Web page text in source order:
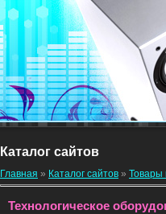
Каталог сайтов
Главная » Каталог сайтов » Товары
Технологическое